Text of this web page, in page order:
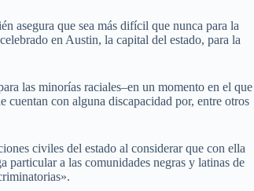
asegura que sea más difícil que nunca para la
en Austin, la capital del estado, para la
las minorías raciales–en un momento en el que
cuentan con alguna discapacidad por, entre otros
civiles del estado al considerar que con ella
particular a las comunidades negras y latinas de